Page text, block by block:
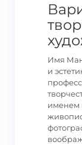
Имя
и
именем